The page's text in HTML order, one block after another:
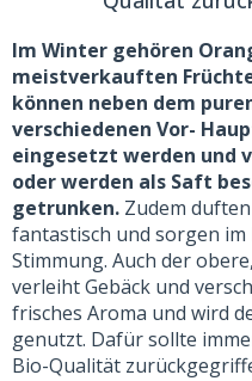
Im Winter gehören
meistverkauften
können neben dem
verschiedenen Vor-
eingesetzt werden und
oder werden als Saft
getrunken. Zudem
fantastisch und sorgen
Stimmung. Auch der
verleiht Gebäck und
frisches Aroma und wird
genutzt. Dafür sollte
Bio-Qualität